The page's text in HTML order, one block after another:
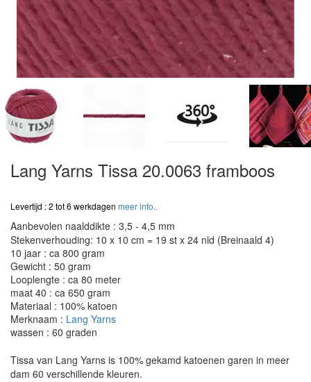
Lang Yarns Tissa 20.0063 framboos
Levertijd : 2 tot 6 werkdagen meer info..
Aanbevolen naalddikte : 3,5 - 4,5 mm
Stekenverhouding: 10 x 10 cm = 19 st x 24 nld (Breinaald 4)
10 jaar : ca 800 gram
Gewicht : 50 gram
Looplengte : ca 80 meter
maat 40 : ca 650 gram
Materiaal : 100% katoen
Merknaam : Lang Yarns
wassen : 60 graden
Tissa van Lang Yarns is 100% gekamd katoenen garen in meer
dam 60 verschillende kleuren.